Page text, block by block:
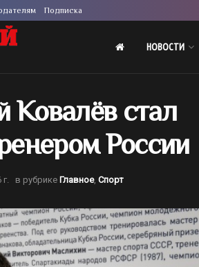
Подписка
НОВОСТИ
Ковалёв стал
России
в рубрике Главное, Спорт